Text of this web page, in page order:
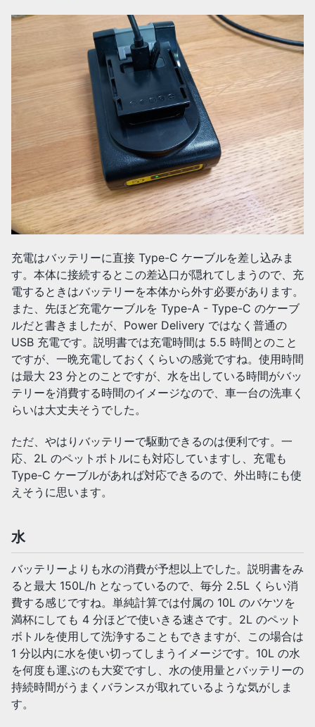
充電はバッテリーに直接 Type-C ケーブルを差し込みま
す。本体に接続するとこの差込口が隠れてしまうので、充
電するときはバッテリーを本体から外す必要があります。
また、先ほど充電ケーブルを Type-A - Type-C のケーブ
ルだと書きましたが、Power Delivery ではなく普通の
USB 充電です。説明書では充電時間は 5.5 時間とのこと
ですが、一晩充電しておくくらいの感覚ですね。使用時間
は最大 23 分とのことですが、水を出している時間がバッ
テリーを消費する時間のイメージなので、車一台の洗車く
らいは大丈夫そうでした。
ただ、やはりバッテリーで駆動できるのは便利です。一
応、2L のペットボトルにも対応していますし、充電も
Type-C ケーブルがあれば対応できるので、外出時にも使
えそうに思います。
水
バッテリーよりも水の消費が予想以上でした。説明書をみ
ると最大 150L/h となっているので、毎分 2.5L くらい消
費する感じですね。単純計算では付属の 10L のバケツを
満杯にしても 4 分ほどで使いきる速さです。2L のペット
ボトルを使用して洗浄することもできますが、この場合は
1 分以内に水を使い切ってしまうイメージです。10L の水
を何度も運ぶのも大変ですし、水の使用量とバッテリーの
持続時間がうまくバランスが取れているような気がしま
す。